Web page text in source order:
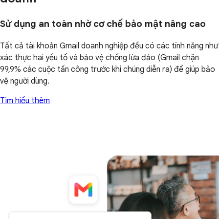
Sử dụng an toàn nhờ cơ chế bảo mật nâng cao
Tất cả tài khoản Gmail doanh nghiệp đều có các tính năng như
xác thực hai yếu tố và bảo vệ chống lừa đảo (Gmail chặn
99,9% các cuộc tấn công trước khi chúng diễn ra) để giúp bảo
vệ người dùng.
Tìm hiểu thêm